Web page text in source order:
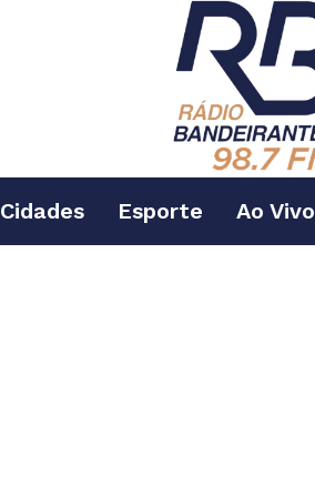
Cidades Esporte Ao Vivo